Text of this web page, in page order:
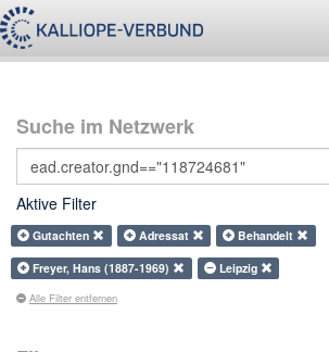
Suche im Netzwerk
Aktive Filter
Gutachten Adressat
Behandelt
Freyer, Hans (1887-1969)
Leipzig
Alle Filter entfernen